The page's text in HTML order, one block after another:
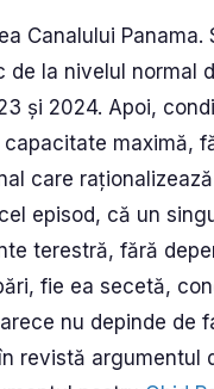
Canalului Panama.
la nivelul normal
și 2024. Apoi,
maximă,
care
episod, că un
terestră, fără
fie ea secetă,
nu depinde de
revistă argumentul